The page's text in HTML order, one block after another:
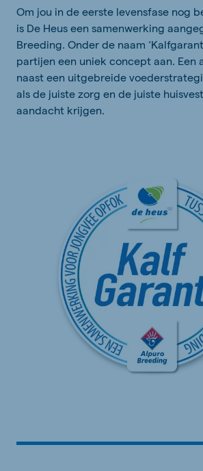
Om jou in de eerste levensfase nog
is De Heus een samenwerking
Breeding. Onder de naam
partijen een uniek concept aan. Een
naast een uitgebreide
als de juiste zorg en de juiste
aandacht krijgen.